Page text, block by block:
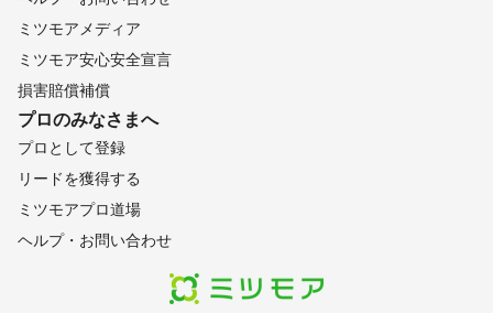
ミツモアメディア
ミツモア安心安全宣言
損害賠償補償
プロのみなさまへ
プロとして登録
リードを獲得する
ミツモアプロ道場
ヘルプ・お問い合わせ